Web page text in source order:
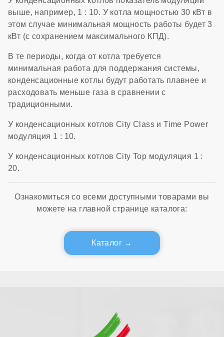
выше, например, 1 : 10. У котла мощностью 30 кВт в
этом случае минимальная мощность работы будет 3
кВт (с сохранением максимального КПД).
В те периоды, когда от котла требуется
минимальная работа для поддержания системы,
конденсационные котлы будут работать плавнее и
расходовать меньше газа в сравнении с
традиционными.
У конденсационных котлов City Class и Time Power
модуляция 1 : 10.
У конденсационных котлов City Top модуляция 1 :
20.
Ознакомиться со всеми доступными товарами вы
можете на главной странице каталога:
Каталог